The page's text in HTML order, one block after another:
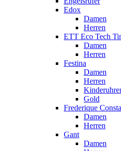
Edox
Damen
Herren
ETT Eco Tech
Damen
Herren
Festina
Damen
Herren
Gold
Frederique
Damen
Herren
Gant
Damen